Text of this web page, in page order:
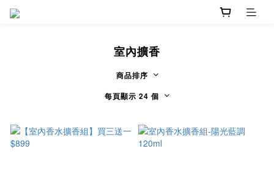
室內擴香
商品排序
每頁顯示 24 個